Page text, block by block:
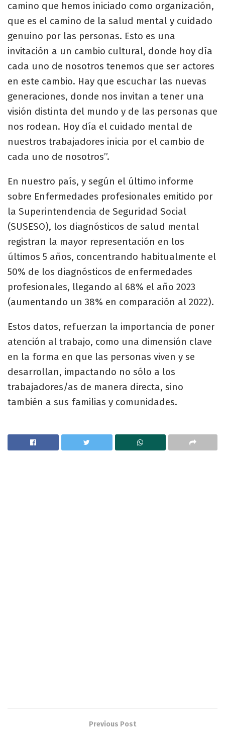
camino que hemos iniciado como organización,
que es el camino de la salud mental y cuidado
genuino por las personas. Esto es una
invitación a un cambio cultural, donde hoy día
cada uno de nosotros tenemos que ser actores
en este cambio. Hay que escuchar las nuevas
generaciones, donde nos invitan a tener una
visión distinta del mundo y de las personas que
nos rodean. Hoy día el cuidado mental de
nuestros trabajadores inicia por el cambio de
cada uno de nosotros”.
En nuestro país, y según el último informe
sobre Enfermedades profesionales emitido por
la Superintendencia de Seguridad Social
(SUSESO), los diagnósticos de salud mental
registran la mayor representación en los
últimos 5 años, concentrando habitualmente el
50% de los diagnósticos de enfermedades
profesionales, llegando al 68% el año 2023
(aumentando un 38% en comparación al 2022).
Estos datos, refuerzan la importancia de poner
atención al trabajo, como una dimensión clave
en la forma en que las personas viven y se
desarrollan, impactando no sólo a los
trabajadores/as de manera directa, sino
también a sus familias y comunidades.
Previous Post